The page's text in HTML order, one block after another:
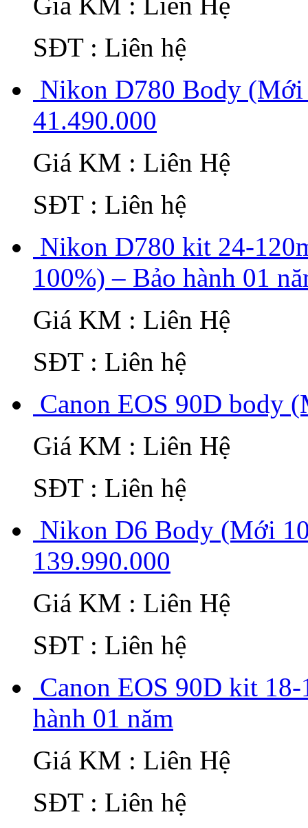
SĐT : Liên hệ
Nikon D780 Body (Mới
41.490.000
Giá KM : Liên Hệ
SĐT : Liên hệ
Nikon D780 kit 24-
100%) – Bảo hành 01
Giá KM : Liên Hệ
SĐT : Liên hệ
Canon EOS 90D body
Giá KM : Liên Hệ
SĐT : Liên hệ
Nikon D6 Body (Mới
139.990.000
Giá KM : Liên Hệ
SĐT : Liên hệ
Canon EOS 90D kit
hành 01 năm
Giá KM : Liên Hệ
SĐT : Liên hệ